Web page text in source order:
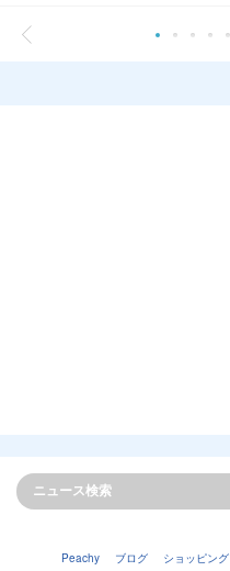
Peachy ブログ ショッピング